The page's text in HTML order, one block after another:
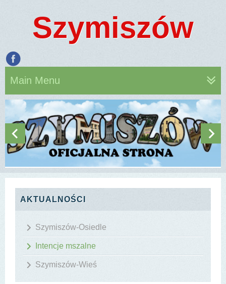
Szymiszów
Main Menu
AKTUALNOŚCI
Szymiszów-Osiedle
Intencje mszalne
Szymiszów-Wieś